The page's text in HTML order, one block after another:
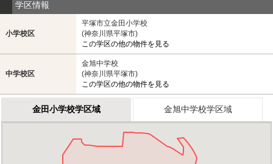
学区情報
小学校区
平塚市立金田小学校
(神奈川県平塚市)
この学区の他の物件を見る
中学校区
金旭中学校
(神奈川県平塚市)
この学区の他の物件を見る
金田小学校学区域 金旭中学校学区域